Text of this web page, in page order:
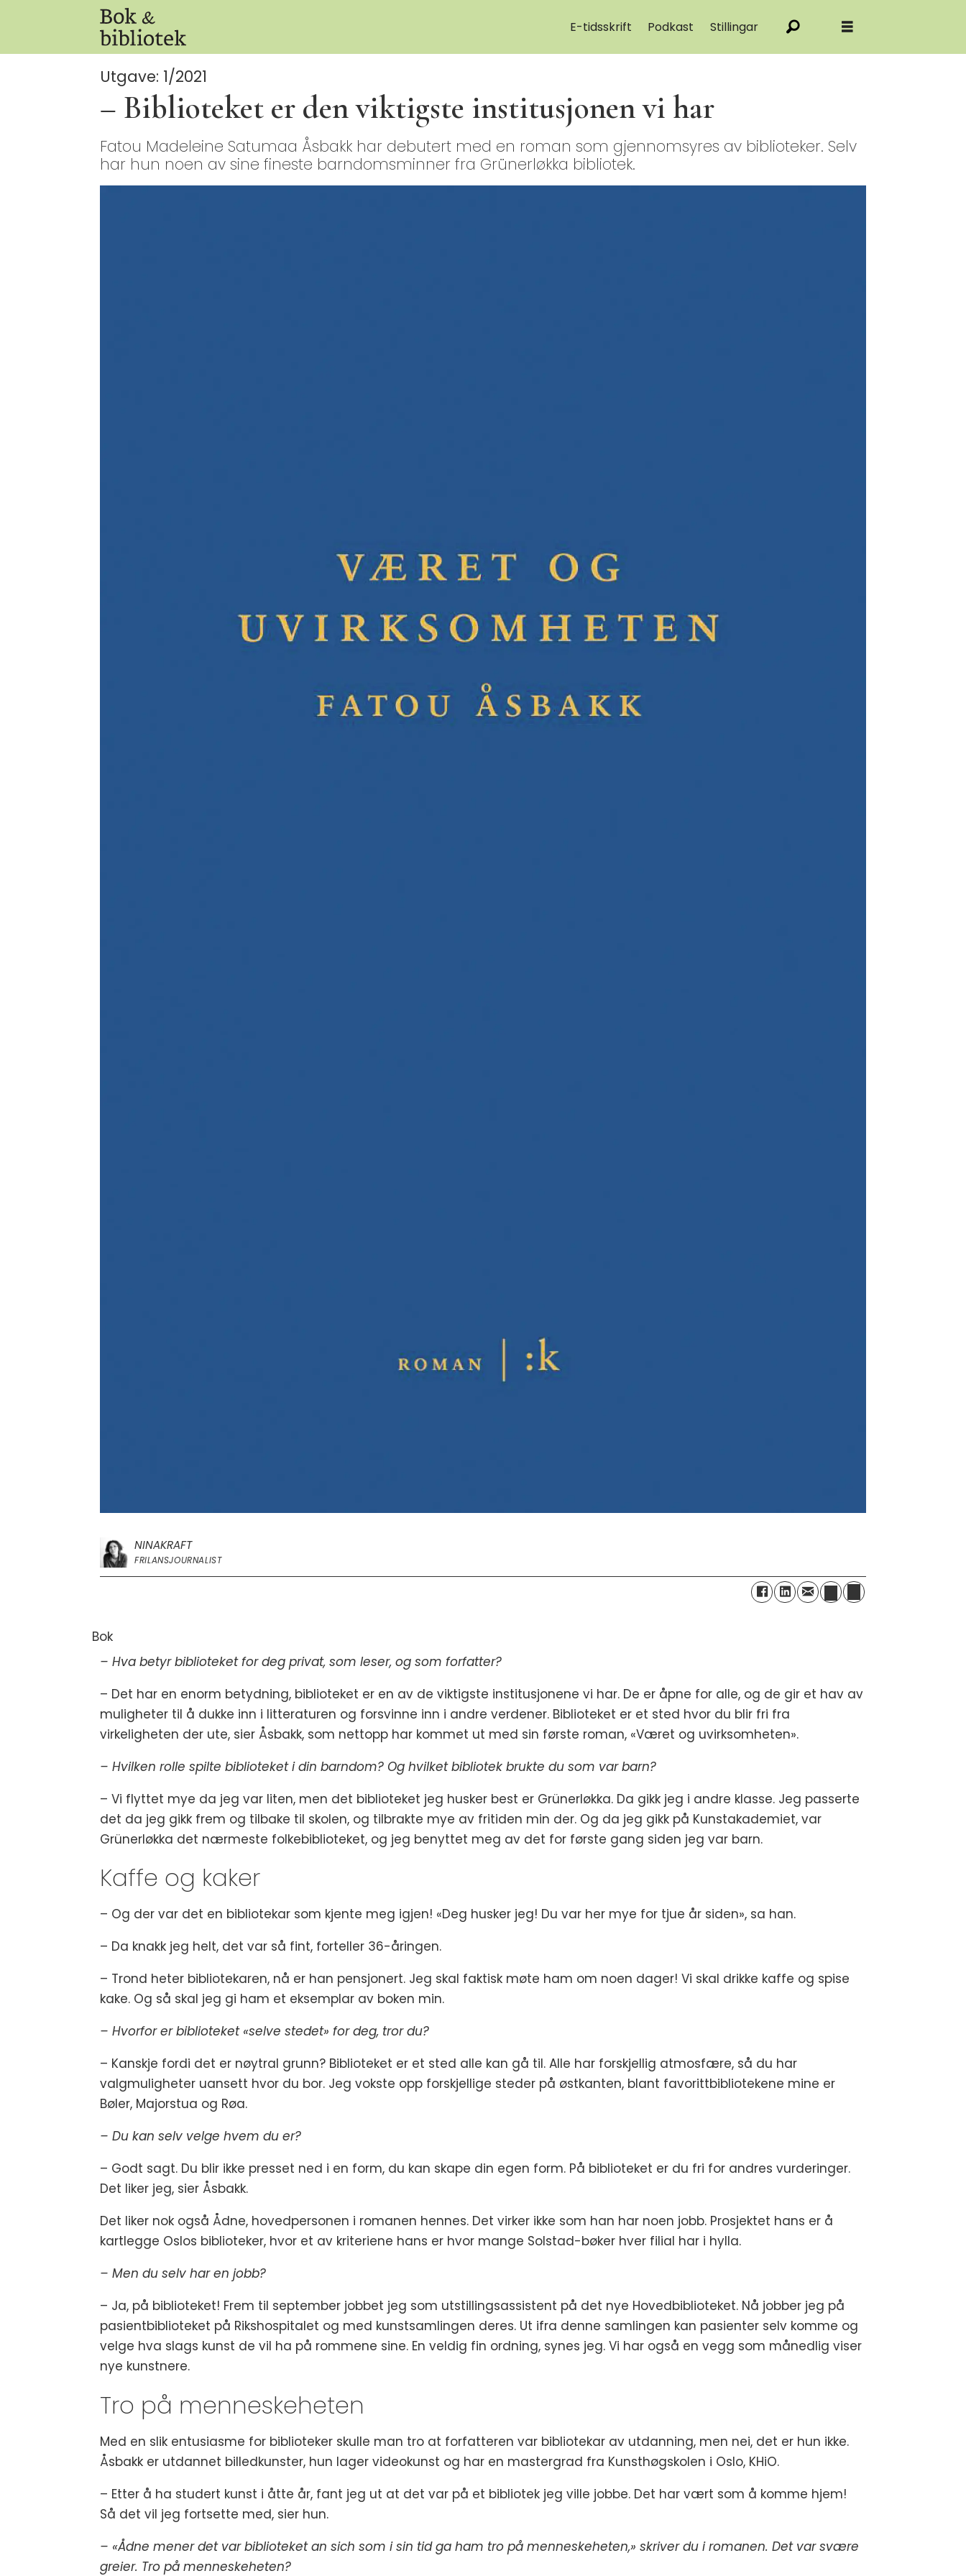
E-tidsskrift Podkast Stillingar
Utgave: 1/2021
– Biblioteket er den viktigste institusjonen vi har
Fatou Madeleine Satumaa Åsbakk har debutert med en roman som gjennomsyres av biblioteker. Selv
har hun noen av sine fineste barndomsminner fra Grünerløkka bibliotek.
NINAKRAFT
FRILANSJOURNALIST
Bok
– Hva betyr biblioteket for deg privat, som leser, og som forfatter?
– Det har en enorm betydning, biblioteket er en av de viktigste institusjonene vi har. De er åpne for alle, og de gir et hav av
muligheter til å dukke inn i litteraturen og forsvinne inn i andre verdener. Biblioteket er et sted hvor du blir fri fra
virkeligheten der ute, sier Åsbakk, som nettopp har kommet ut med sin første roman, «Været og uvirksomheten».
– Hvilken rolle spilte biblioteket i din barndom? Og hvilket bibliotek brukte du som var barn?
– Vi flyttet mye da jeg var liten, men det biblioteket jeg husker best er Grünerløkka. Da gikk jeg i andre klasse. Jeg passerte
det da jeg gikk frem og tilbake til skolen, og tilbrakte mye av fritiden min der. Og da jeg gikk på Kunstakademiet, var
Grünerløkka det nærmeste folkebiblioteket, og jeg benyttet meg av det for første gang siden jeg var barn.
Kaffe og kaker
– Og der var det en bibliotekar som kjente meg igjen! «Deg husker jeg! Du var her mye for tjue år siden», sa han.
– Da knakk jeg helt, det var så fint, forteller 36-åringen.
– Trond heter bibliotekaren, nå er han pensjonert. Jeg skal faktisk møte ham om noen dager! Vi skal drikke kaffe og spise
kake. Og så skal jeg gi ham et eksemplar av boken min.
– Hvorfor er biblioteket «selve stedet» for deg, tror du?
– Kanskje fordi det er nøytral grunn? Biblioteket er et sted alle kan gå til. Alle har forskjellig atmosfære, så du har
valgmuligheter uansett hvor du bor. Jeg vokste opp forskjellige steder på østkanten, blant favorittbibliotekene mine er
Bøler, Majorstua og Røa.
– Du kan selv velge hvem du er?
– Godt sagt. Du blir ikke presset ned i en form, du kan skape din egen form. På biblioteket er du fri for andres vurderinger.
Det liker jeg, sier Åsbakk.
Det liker nok også Ådne, hovedpersonen i romanen hennes. Det virker ikke som han har noen jobb. Prosjektet hans er å
kartlegge Oslos biblioteker, hvor et av kriteriene hans er hvor mange Solstad-bøker hver filial har i hylla.
– Men du selv har en jobb?
– Ja, på biblioteket! Frem til september jobbet jeg som utstillingsassistent på det nye Hovedbiblioteket. Nå jobber jeg på
pasientbiblioteket på Rikshospitalet og med kunstsamlingen deres. Ut ifra denne samlingen kan pasienter selv komme og
velge hva slags kunst de vil ha på rommene sine. En veldig fin ordning, synes jeg. Vi har også en vegg som månedlig viser
nye kunstnere.
Tro på menneskeheten
Med en slik entusiasme for biblioteker skulle man tro at forfatteren var bibliotekar av utdanning, men nei, det er hun ikke.
Åsbakk er utdannet billedkunster, hun lager videokunst og har en mastergrad fra Kunsthøgskolen i Oslo, KHiO.
– Etter å ha studert kunst i åtte år, fant jeg ut at det var på et bibliotek jeg ville jobbe. Det har vært som å komme hjem!
Så det vil jeg fortsette med, sier hun.
– «Ådne mener det var biblioteket an sich som i sin tid ga ham tro på menneskeheten,» skriver du i romanen. Det var svære
greier. Tro på menneskeheten?